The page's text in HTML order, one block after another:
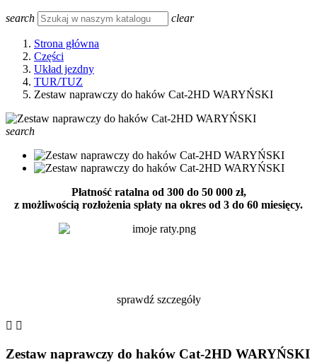
search clear
Strona główna
Części
Układ jezdny
TUR/TUZ
Zestaw naprawczy do haków Cat-2HD WARYŃSKI
search
Płatność ratalna od 300 do 50 000 zł,
z możliwością rozłożenia spłaty na okres od 3 do 60 miesięcy.
sprawdź szczegóły
 
Zestaw naprawczy do haków Cat-2HD WARYŃSKI